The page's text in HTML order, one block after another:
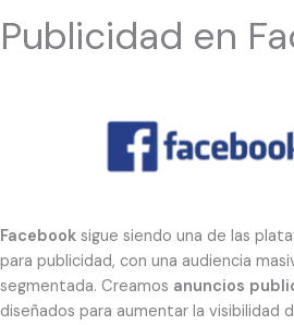
Publicidad en
Facebook sigue siendo una de las
para publicidad, con una audiencia
segmentada. Creamos anuncios
diseñados para aumentar la visibilidad